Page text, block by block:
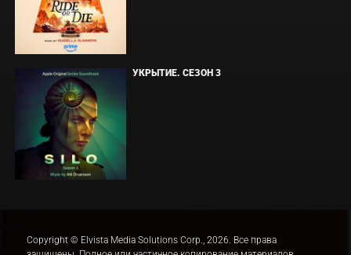
УКРЫТИЕ. СЕЗОН 3
Copyright © Elvista Media Solutions Corp., 2026. Все права